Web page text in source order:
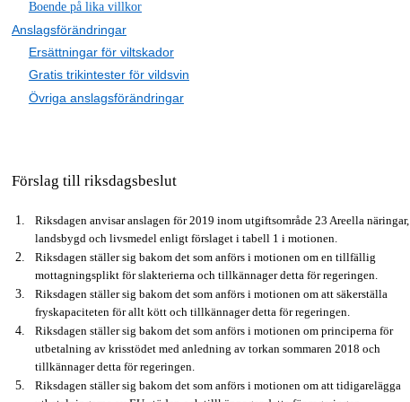
Boende på lika villkor
Anslagsförändringar
Ersättningar för viltskador
Gratis trikintester för vildsvin
Övriga anslagsförändringar
Förslag till riksdagsbeslut
Riksdagen anvisar anslagen för 2019 inom utgiftsområde 23 Areella näringar,
landsbygd och livsmedel enligt förslaget i tabell 1 i motionen.
Riksdagen ställer sig bakom det som anförs i motionen om en tillfällig
mottagningsplikt för slakterierna och tillkännager detta för regeringen.
Riksdagen ställer sig bakom det som anförs i motionen om att säkerställa
fryskapaciteten för allt kött och tillkännager detta för regeringen.
Riksdagen ställer sig bakom det som anförs i motionen om principerna för
utbetalning av krisstödet med anledning av torkan sommaren 2018 och
tillkännager detta för regeringen.
Riksdagen ställer sig bakom det som anförs i motionen om att tidigarelägga